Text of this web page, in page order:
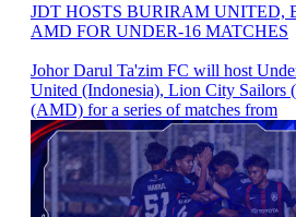
JDT HOSTS BURIRAM
AMD FOR UNDER-16 MATCHES
Johor Darul Ta'zim FC will host
United (Indonesia), Lion City Sailors
(AMD) for a series of matches from